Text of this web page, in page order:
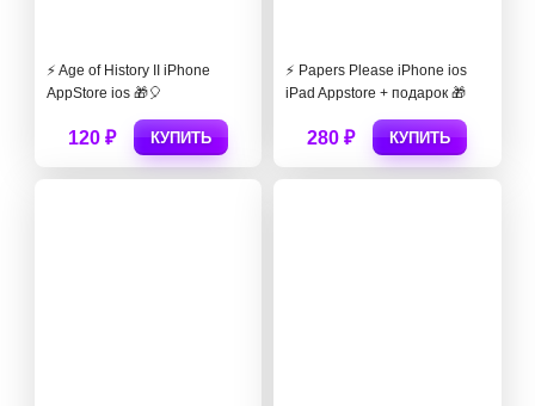
⚡️ Age of History II iPhone
AppStore ios 🎁🎈
120 ₽ КУПИТЬ
⚡️ Papers Please iPhone ios
iPad Appstore + подарок 🎁
280 ₽ КУПИТЬ